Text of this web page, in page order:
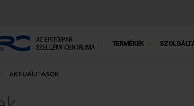
TERMÉKEK
AKTUALITÁSOK